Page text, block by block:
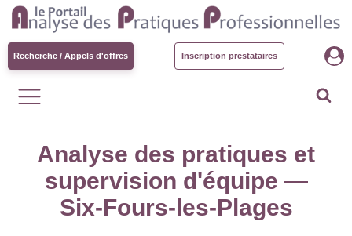
Recherche / Appels d'offres Inscription prestataires
Analyse des pratiques et
supervision d'équipe —
Six-Fours-les-Plages